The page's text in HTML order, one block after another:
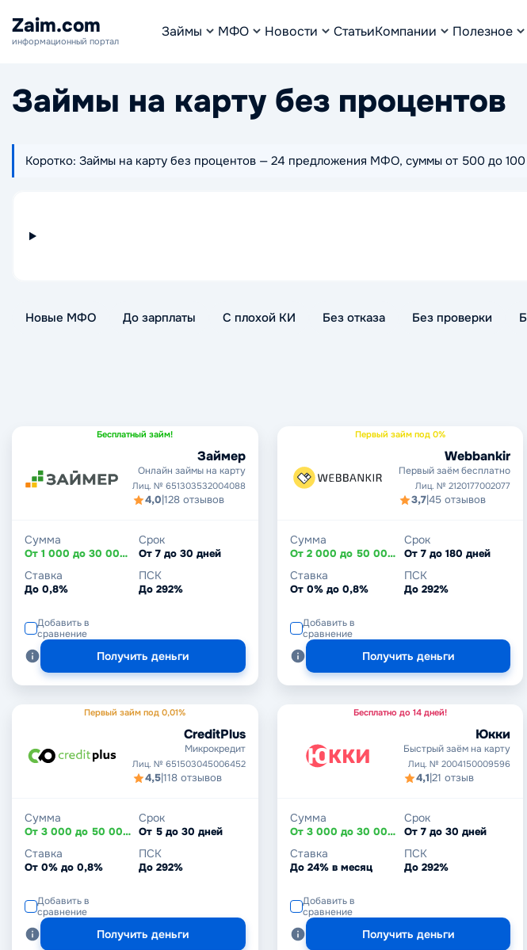
Zaim.com
информационный портал
Займы МФО Новости СтатьиКомпании Полезное
Займы на карту без процентов
Коротко: Займы на карту без процентов — 24 предложения МФО, суммы от 500 до 100
Новые МФО До зарплаты С плохой КИ Без отказа Без проверки
Бесплатный займ!
Займер
Онлайн займы на карту
Лиц. № 651303532004088
4,0|128 отзывов
Сумма
От 1 000 до 30 000 ₽
Срок
От 7 до 30 дней
Ставка
До 0,8%
ПСК
До 292%
Добавить в
сравнение
Получить деньги
Первый займ под 0%
Webbankir
Первый заём бесплатно
Лиц. № 2120177002077
3,7|45 отзывов
Сумма
От 2 000 до 50 000 ₽
Срок
От 7 до 180 дней
Ставка
От 0% до 0,8%
ПСК
До 292%
Добавить в
сравнение
Получить деньги
Первый займ под 0,01%
CreditPlus
Микрокредит
Лиц. № 651503045006452
4,5|118 отзывов
Сумма
От 3 000 до 50 000 ₽
Срок
От 5 до 30 дней
Ставка
От 0% до 0,8%
ПСК
До 292%
Добавить в
сравнение
Получить деньги
Бесплатно до 14 дней!
Юкки
Быстрый заём на карту
Лиц. № 2004150009596
4,1|21 отзыв
Сумма
От 3 000 до 30 000 ₽
Срок
От 7 до 30 дней
Ставка
До 24% в месяц
ПСК
До 292%
Добавить в
сравнение
Получить деньги